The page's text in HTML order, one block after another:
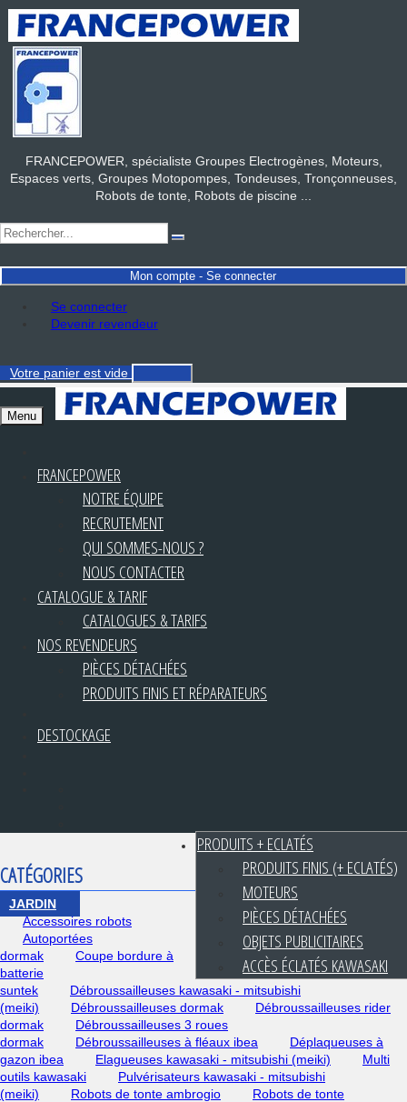
FRANCEPOWER, spécialiste Groupes Electrogènes, Moteurs,
Espaces verts, Groupes Motopompes, Tondeuses, Tronçonneuses,
Robots de tonte, Robots de piscine ...
Mon compte - Se connecter
Se connecter
Devenir revendeur
Votre panier est vide
Menu
FRANCEPOWER
NOTRE ÉQUIPE
RECRUTEMENT
QUI SOMMES-NOUS ?
NOUS CONTACTER
CATALOGUE & TARIF
CATALOGUES & TARIFS
NOS REVENDEURS
PIÈCES DÉTACHÉES
PRODUITS FINIS ET RÉPARATEURS
DESTOCKAGE
PRODUITS + ECLATÉS
PRODUITS FINIS (+ ECLATÉS)
MOTEURS
PIÈCES DÉTACHÉES
OBJETS PUBLICITAIRES
ACCÈS ÉCLATÉS KAWASAKI
CATÉGORIES
JARDIN
Accessoires robots
Autoportées
dormak
Coupe bordure à
batterie
suntek
Débroussailleuses kawasaki - mitsubishi
(meiki)
Débroussailleuses dormak
Débroussailleuses rider
dormak
Débroussailleuses 3 roues
dormak
Débroussailleuses à fléaux ibea
Déplaqueuses à
gazon ibea
Elagueuses kawasaki - mitsubishi (meiki)
Multi
outils kawasaki
Pulvérisateurs kawasaki - mitsubishi
(meiki)
Robots de tonte ambrogio
Robots de tonte